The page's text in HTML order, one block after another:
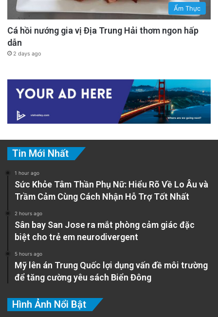
Ẩm Thực
Cá hồi nướng gia vị Địa Trung Hải thơm ngon hấp
dẫn
2 days ago
Tin Mới Nhất
1 hour ago
Sức Khỏe Tâm Thần Phụ Nữ: Hiểu Rõ Về Lo Âu và
Trầm Cảm Cùng Cách Nhận Hỗ Trợ Tốt Nhất
2 hours ago
Sân bay San Jose ra mắt phòng cảm giác đặc
biệt cho trẻ em neurodivergent
5 hours ago
Mỹ lên án Trung Quốc lợi dụng vấn đề môi trường
để tăng cường yêu sách Biển Đông
Hình Ảnh Nổi Bật